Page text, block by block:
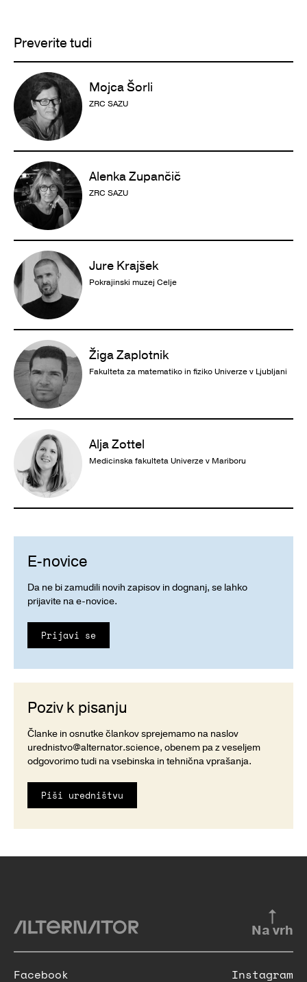
Preverite tudi
Mojca Šorli
ZRC SAZU
Alenka Zupančič
ZRC SAZU
Jure Krajšek
Pokrajinski muzej Celje
Žiga Zaplotnik
Fakulteta za matematiko in fiziko Univerze v Ljubljani
Alja Zottel
Medicinska fakulteta Univerze v Mariboru
E-novice
Da ne bi zamudili novih zapisov in dognanj, se lahko
prijavite na e-novice.
Prijavi se
Poziv k pisanju
Članke in osnutke člankov sprejemamo na naslov
urednistvo@alternator.science, obenem pa z veseljem
odgovorimo tudi na vsebinska in tehnična vprašanja.
Piši uredništvu
Na vrh
Facebook Instagram